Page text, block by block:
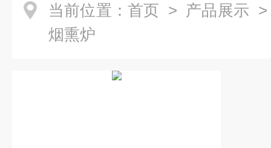
当前位置： 首页 > 产品展示
烟熏炉